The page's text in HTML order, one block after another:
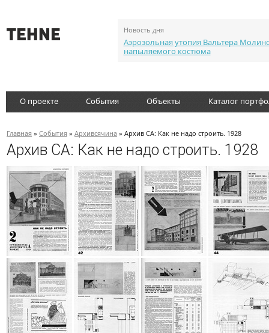
Новость дня
Аэрозольная утопия Вальтера
напыляемого костюма
О проекте События Объекты Каталог
Главная » События » Архивсячина » Архив СА: Как не надо строить. 1928
Архив СА: Как не надо строить. 1928